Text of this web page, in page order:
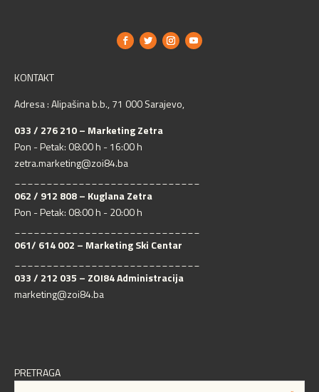
KONTAKT
Adresa : Alipašina b.b., 71 000 Sarajevo,
033 / 276 210 – Marketing Zetra
Pon - Petak: 08:00 h - 16:00 h
zetra.marketing@zoi84.ba
062 / 912 808 – Kuglana Zetra
Pon - Petak: 08:00 h - 20:00 h
061/ 614 002 – Marketing Ski Centar
033 / 212 035 – ZOI84 Administracija
marketing@zoi84.ba
PRETRAGA